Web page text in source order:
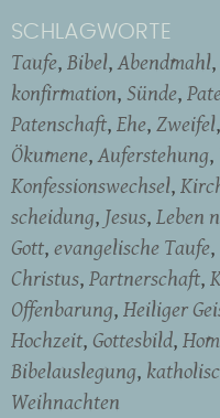
SCHLAGWORTE
Taufe Bibel Abendmahl
konfirmation Sünde
Patenschaft Ehe Zweifel
Ökumene Auferstehung
Konfessionswechsel
scheidung Jesus Leben
Gott evangelische Taufe
Christus Partnerschaft
Offenbarung Heiliger
Hochzeit Gottesbild
Bibelauslegung
Weihnachten